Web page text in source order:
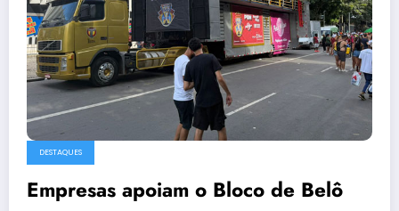
DESTAQUES
Empresas apoiam o Bloco de Belô